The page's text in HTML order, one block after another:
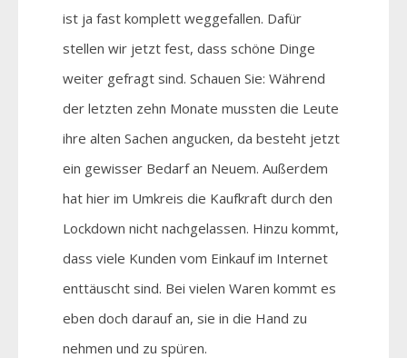
ist ja fast komplett weggefallen. Dafür
stellen wir jetzt fest, dass schöne Dinge
weiter gefragt sind. Schauen Sie: Während
der letzten zehn Monate mussten die Leute
ihre alten Sachen angucken, da besteht jetzt
ein gewisser Bedarf an Neuem. Außerdem
hat hier im Umkreis die Kaufkraft durch den
Lockdown nicht nachgelassen. Hinzu kommt,
dass viele Kunden vom Einkauf im Internet
enttäuscht sind. Bei vielen Waren kommt es
eben doch darauf an, sie in die Hand zu
nehmen und zu spüren.